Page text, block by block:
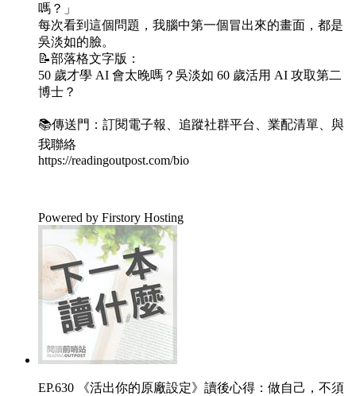
嗎？」
每次看到這個問題，我腦中第一個冒出來的畫面，都是
吳淡如的臉。
📝部落格文字版：
50 歲才學 AI 會太晚嗎？吳淡如 60 歲活用 AI 攻取第二
博士？
📚傳送門：訂閱電子報、追蹤社群平台、業配清單、與
我聯絡
https://readingoutpost.com/bio
Powered by Firstory Hosting
EP.630 《活出你的原廠設定》讀後心得：做自己，不須